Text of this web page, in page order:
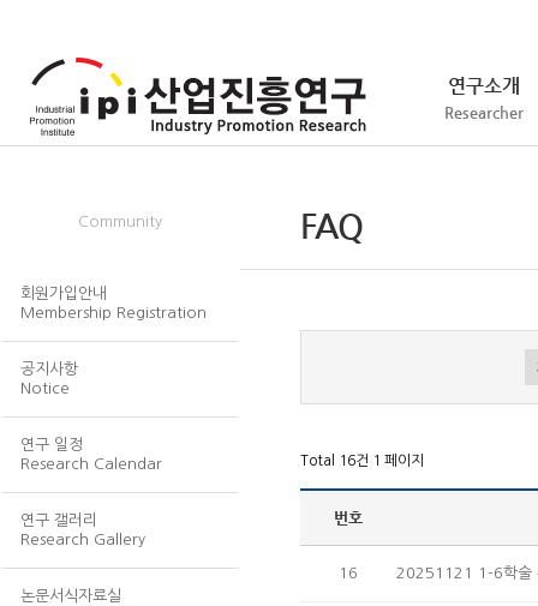
연구소개
Researcher
Community
회원가입안내
Membership Registration
공지사항
Notice
연구 일정
Research Calendar
연구 갤러리
Research Gallery
논문서식자료실
FAQ
Total 16건 1 페이지
번호
16 20251121 1-6학술